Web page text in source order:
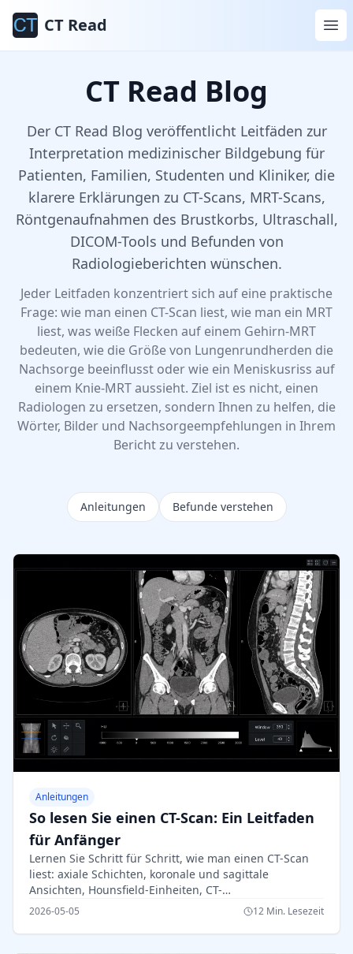
CT Read
CT Read Blog
Der CT Read Blog veröffentlicht Leitfäden zur
Interpretation medizinischer Bildgebung für
Patienten, Familien, Studenten und Kliniker, die
klarere Erklärungen zu CT-Scans, MRT-Scans,
Röntgenaufnahmen des Brustkorbs, Ultraschall,
DICOM-Tools und Befunden von
Radiologieberichten wünschen.
Jeder Leitfaden konzentriert sich auf eine praktische
Frage: wie man einen CT-Scan liest, wie man ein MRT
liest, was weiße Flecken auf einem Gehirn-MRT
bedeuten, wie die Größe von Lungenrundherden die
Nachsorge beeinflusst oder wie ein Meniskusriss auf
einem Knie-MRT aussieht. Ziel ist es nicht, einen
Radiologen zu ersetzen, sondern Ihnen zu helfen, die
Wörter, Bilder und Nachsorgeempfehlungen in Ihrem
Bericht zu verstehen.
Anleitungen Befunde verstehen
Anleitungen
So lesen Sie einen CT-Scan: Ein Leitfaden
für Anfänger
Lernen Sie Schritt für Schritt, wie man einen CT-Scan
liest: axiale Schichten, koronale und sagittale
Ansichten, Hounsfield-Einheiten, CT-
Fenstereinstellungen, wichtige Anatomie und
2026-05-05 12 Min. Lesezeit